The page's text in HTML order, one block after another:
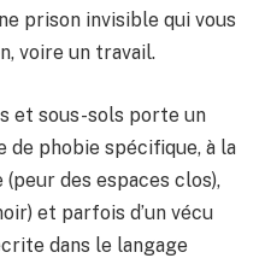
prison invisible qui vous
voire un travail.
et sous-sols porte un
de phobie spécifique, à la
des espaces clos),
et parfois d’un vécu
dans le langage